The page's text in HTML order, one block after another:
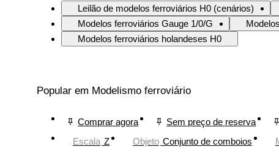
Leilão de modelos ferroviários H0 (cenários)
Modelos ferroviários Gauge 1/0/G
Modelos ferroviários holandeses H0
Popular em Modelismo ferroviário
Comprar agora Sem preço de reserva
Escala Z Objeto Conjunto de comboios